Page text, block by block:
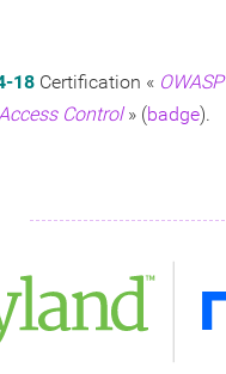
18 Certification «
Control» (badge).